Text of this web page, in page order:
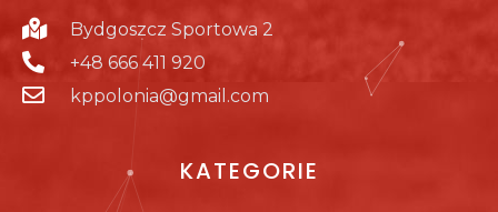
Bydgoszcz Sportowa 2
+48 666 411 920
kppolonia@gmail.com
KATEGORIE